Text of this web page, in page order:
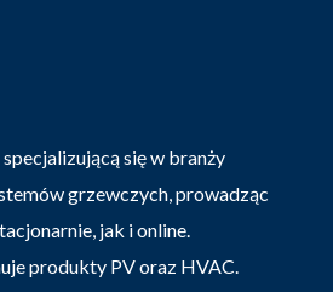
się w branży
grzewczych, prowadząc
jak i online.
produkty PV oraz HVAC.